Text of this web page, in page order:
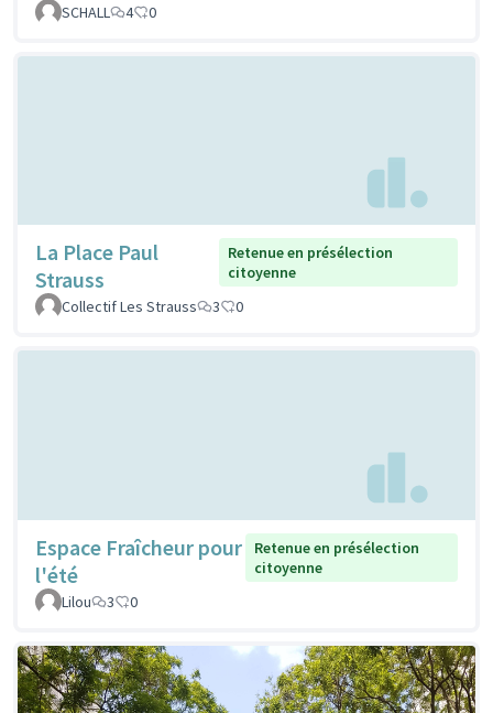
SCHALL
4 0
La Place Paul
Strauss
Retenue en présélection
citoyenne
Collectif Les Strauss
3 0
Espace Fraîcheur pour
l'été
Retenue en présélection
citoyenne
Lilou
3 0